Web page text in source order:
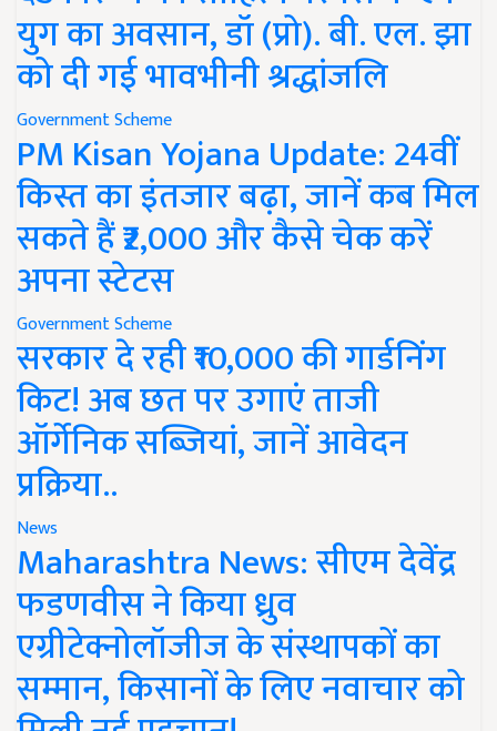
युग का अवसान, डॉ (प्रो). बी. एल. झा
को दी गई भावभीनी श्रद्धांजलि
Government Scheme
PM Kisan Yojana Update: 24वीं
किस्त का इंतजार बढ़ा, जानें कब मिल
सकते हैं ₹2,000 और कैसे चेक करें
अपना स्टेटस
Government Scheme
सरकार दे रही ₹10,000 की गार्डनिंग
किट! अब छत पर उगाएं ताजी
ऑर्गेनिक सब्जियां, जानें आवेदन
प्रक्रिया..
News
Maharashtra News: सीएम देवेंद्र
फडणवीस ने किया ध्रुव
एग्रीटेक्नोलॉजीज के संस्थापकों का
सम्मान, किसानों के लिए नवाचार को